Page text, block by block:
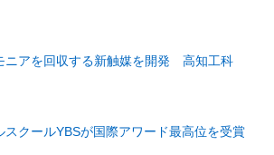
ニアを回収する新触媒を開発 高知工科
スクールYBSが国際アワード最高位を受賞